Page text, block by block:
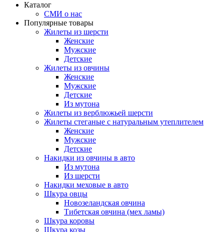
Каталог
СМИ о нас
Популярные товары
Жилеты из шерсти
Женские
Мужские
Детские
Жилеты из овчины
Женские
Мужские
Детские
Из мутона
Жилеты из верблюжьей шерсти
Жилеты стеганые с натуральным утеплителем
Женские
Мужские
Детские
Накидки из овчины в авто
Из мутона
Из шерсти
Накидки меховые в авто
Шкура овцы
Новозеландская овчина
Тибетская овчина (мех ламы)
Шкура коровы
Шкура козы